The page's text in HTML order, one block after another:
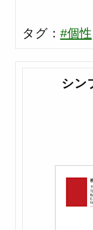
タグ： #個性
シン